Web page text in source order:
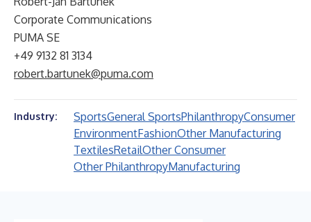
Corporate Communications
PUMA SE
+49 9132 81 3134
robert.bartunek@puma.com
Industry: SportsGeneral SportsPhilanthropyConsumer
EnvironmentFashionOther Manufacturing
TextilesRetailOther Consumer
Other PhilanthropyManufacturing